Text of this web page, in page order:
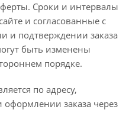
Сроки и интервалы
и согласованные с
и подтверждении заказа
быть изменены
порядке.
по адресу,
заказа через